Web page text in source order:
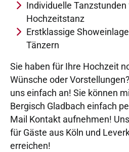
Individuelle
Hochzeitstanz
Erstklassige
Tänzern
Sie haben für Ihre Hochzeit
Wünsche oder
uns einfach an! Sie können
Bergisch Gladbach einfach
Mail Kontakt aufnehmen!
für Gäste aus Köln und
erreichen!